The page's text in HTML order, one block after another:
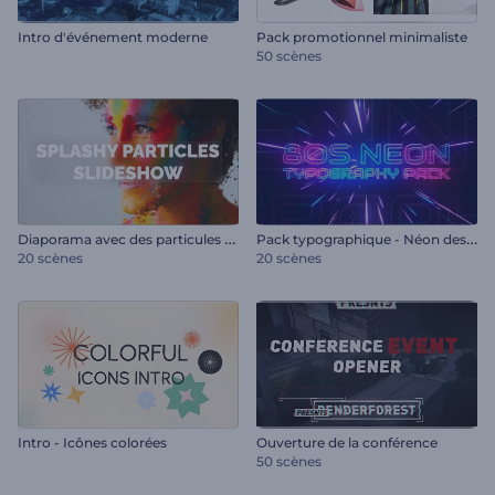
Intro d'événement moderne
Pack promotionnel minimaliste
50 scènes
D
iaporama avec des particules éclaboussantes
20 scènes
P
ack typographique - Néon des années 80
20 scènes
Intro - Icônes colorées
Ouverture de la conférence
50 scènes